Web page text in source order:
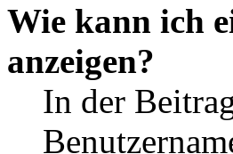
Wie kann ich
anzeigen?
In der